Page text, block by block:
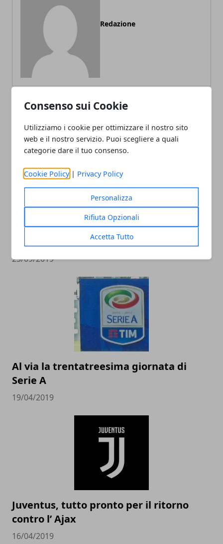
Consenso sui Cookie
Utilizziamo i cookie per ottimizzare il nostro sito
web e il nostro servizio. Puoi scegliere a quali
categorie dare il tuo consenso.
Cookie Policy | Privacy Policy
Personalizza
Rifiuta Opzionali
Accetta Tutto
Redazione
L'importanza della manutenzione per
un campo sportivo
25/09/2019
Al via la trentatreesima giornata di
Serie A
19/04/2019
Juventus, tutto pronto per il ritorno
contro l’ Ajax
16/04/2019